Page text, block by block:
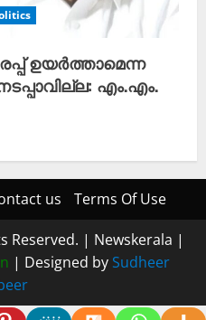
ഉയർത്താമെന്ന
എം.എം.
us Terms Of Use
Reserved. | Newskerala |
| Designed by Sudheer